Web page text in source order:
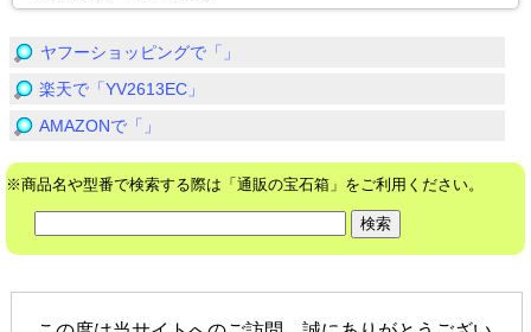
ヤフーショッピングで「」
楽天で「YV2613EC」
AMAZONで「」
※商品名や型番で検索する際は「通販の宝石箱」をご利用ください。